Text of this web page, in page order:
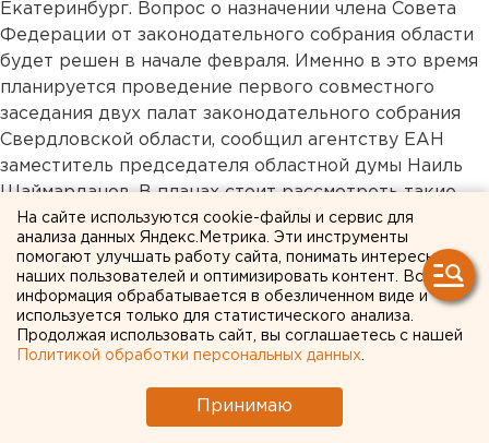
Екатеринбург. Вопрос о назначении члена Совета
Федерации от законодательного собрания области
будет решен в начале февраля. Именно в это время
планируется проведение первого совместного
заседания двух палат законодательного собрания
Свердловской области, сообщил агентству ЕАН
заместитель председателя областной думы Наиль
Шаймарданов. В планах стоит рассмотреть такие
вопросы как выборы в квалификационную коллегию
судей, куда нужно добрать еще шесть человек,
доклад уполномоченного по правам человека и
вопрос о члене Совета Федерации. «Тем не менее,
повестка не утверждена, эти и другие вопросы
находятся в стадии разработки», - заявил ЕАН Наиль
На сайте используются cookie-файлы и сервис для
анализа данных Яндекс.Метрика. Эти инструменты
помогают улучшать работу сайта, понимать интересы
наших пользователей и оптимизировать контент. Вся
информация обрабатывается в обезличенном виде и
используется только для статистического анализа.
Продолжая использовать сайт, вы соглашаетесь с нашей
Политикой обработки персональных данных
Принимаю